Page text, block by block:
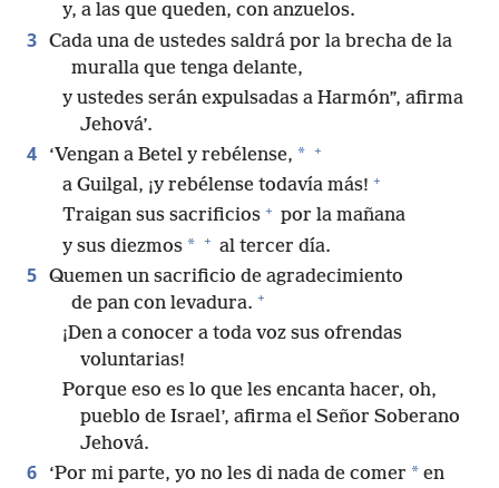
y, a las que queden, con anzuelos.
3 Cada una de ustedes saldrá por la brecha de la
muralla que tenga delante,
y ustedes serán expulsadas a Harmón”, afirma
Jehová’.
4 ‘Vengan a Betel y rebélense, * +
a Guilgal, ¡y rebélense todavía más! +
Traigan sus sacrificios + por la mañana
y sus diezmos * + al tercer día.
5 Quemen un sacrificio de agradecimiento
de pan con levadura. +
¡Den a conocer a toda voz sus ofrendas
voluntarias!
Porque eso es lo que les encanta hacer, oh,
pueblo de Israel’, afirma el Señor Soberano
Jehová.
6 ‘Por mi parte, yo no les di nada de comer * en